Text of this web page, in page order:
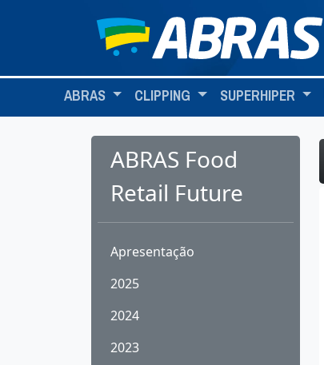
ABRAS CLIPPING SUPERHIPER
ABRAS Food
Retail Future
Apresentação
2025
2024
2023